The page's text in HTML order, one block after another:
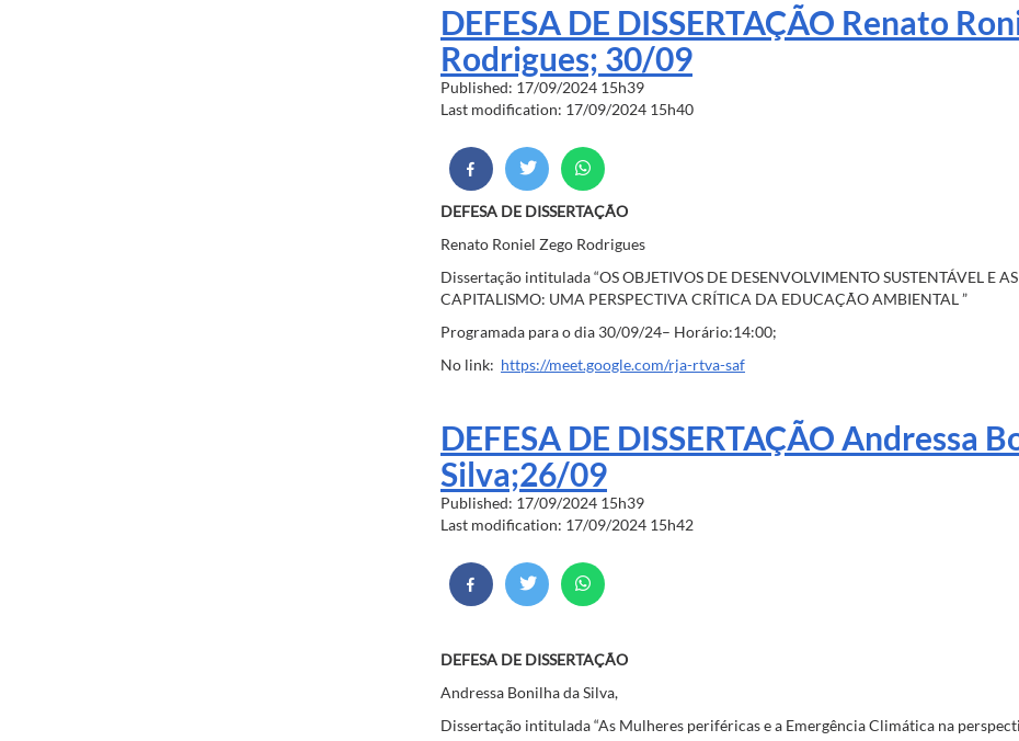
DEFESA DE DISSERTAÇÃO Renato
Rodrigues; 30/09
Published: 17/09/2024 15h39
Last modification: 17/09/2024 15h40
DEFESA DE DISSERTAÇÃO
Renato Roniel Zego Rodrigues
Dissertação intitulada “OS OBJETIVOS DE DESENVOLVIMENTO SUSTENTÁVEL E
CAPITALISMO: UMA PERSPECTIVA CRÍTICA DA EDUCAÇÃO AMBIENTAL ”
Programada para o dia 30/09/24– Horário:14:00;
No link: https://meet.google.com/rja-rtva-saf
DEFESA DE DISSERTAÇÃO Andressa
Silva;26/09
Published: 17/09/2024 15h39
Last modification: 17/09/2024 15h42
DEFESA DE DISSERTAÇÃO
Andressa Bonilha da Silva,
Dissertação intitulada “As Mulheres periféricas e a Emergência Climática na